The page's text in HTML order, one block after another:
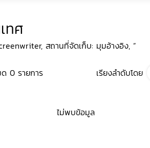
ทศ
สถานที่จัดเก็บ: มุมอ้างอิง, ”
0 รายการ เรียงลำดับโดย
ไม่พบข้อมูล